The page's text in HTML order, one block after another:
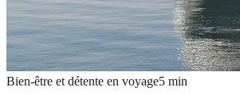
Bien-être et détente en voyage5 min